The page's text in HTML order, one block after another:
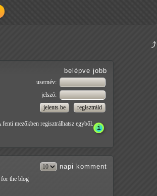
belépve jobb
usernév:
jelszó:
mezőkben regisztrálhatsz egyből.
napi komment
the blog